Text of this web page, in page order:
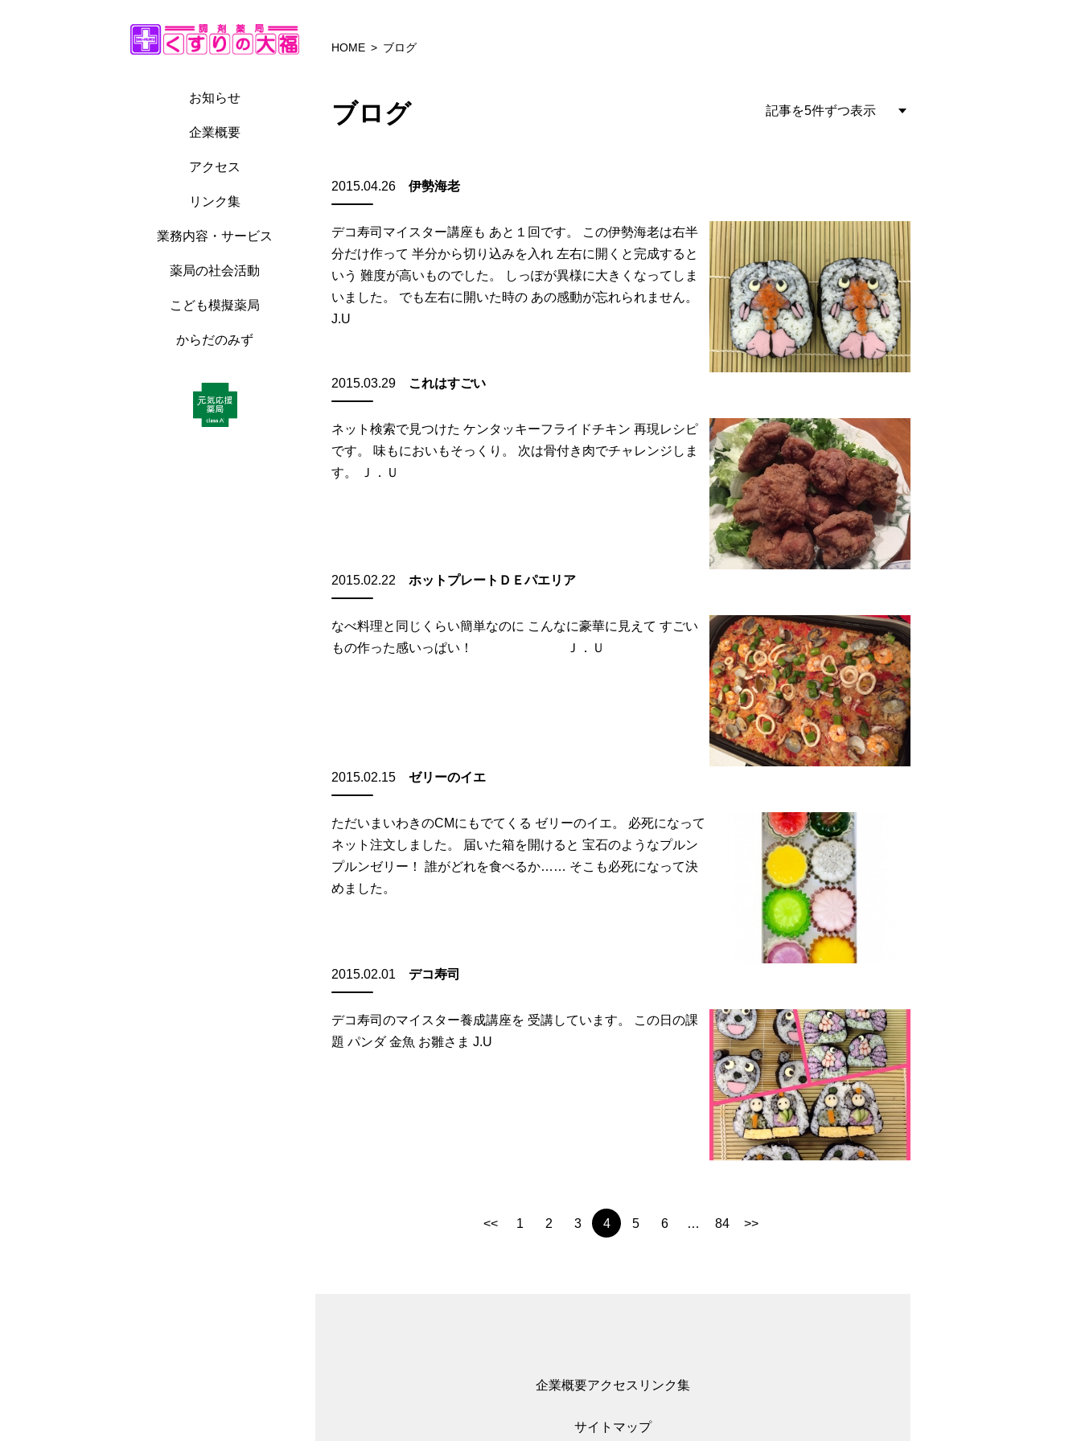
お知らせ
企業概要
アクセス
リンク集
業務内容・サービス
薬局の社会活動
こども模擬薬局
からだのみず
HOME ブログ
ブログ
2015.04.26 伊勢海老
デコ寿司マイスター講座も あと１回です。 この伊勢海老は右半
分だけ作って 半分から切り込みを入れ 左右に開くと完成すると
いう 難度が高いものでした。 しっぽが異様に大きくなってしま
いました。 でも左右に開いた時の あの感動が忘れられません。
J.U
2015.03.29 これはすごい
ネット検索で見つけた ケンタッキーフライドチキン 再現レシピ
です。 味もにおいもそっくり。 次は骨付き肉でチャレンジしま
す。 Ｊ．Ｕ
2015.02.22 ホットプレートＤＥパエリア
なべ料理と同じくらい簡単なのに こんなに豪華に見えて すごい
もの作った感いっぱい！ Ｊ．Ｕ
2015.02.15 ゼリーのイエ
ただいまいわきのCMにもでてくる ゼリーのイエ。 必死になって
ネット注文しました。 届いた箱を開けると 宝石のようなプルン
プルンゼリー！ 誰がどれを食べるか…… そこも必死になって決
めました。
2015.02.01 デコ寿司
デコ寿司のマイスター養成講座を 受講しています。 この日の課
題 パンダ 金魚 お雛さま J.U
<< 1 2 3 4 5 6 … 84 >>
企業概要アクセス リンク集
サイトマップ